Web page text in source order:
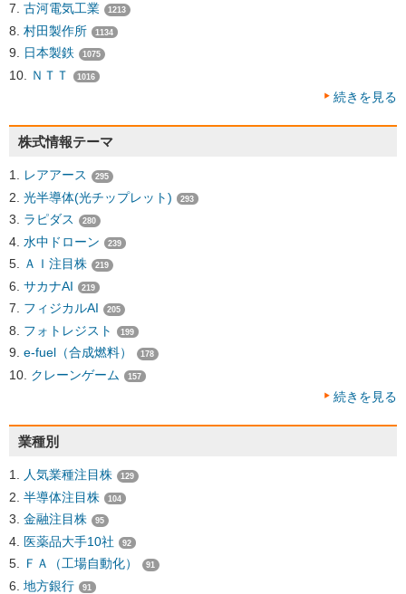
古河電気工業 1213
村田製作所 1134
日本製鉄 1075
ＮＴＴ 1016
続きを見る
株式情報テーマ
レアアース 295
光半導体(光チップレット) 293
ラピダス 280
水中ドローン 239
ＡＩ注目株 219
サカナAI 219
フィジカルAI 205
フォトレジスト 199
e-fuel（合成燃料） 178
クレーンゲーム 157
続きを見る
業種別
人気業種注目株 129
半導体注目株 104
金融注目株 95
医薬品大手10社 92
ＦＡ（工場自動化） 91
地方銀行 91